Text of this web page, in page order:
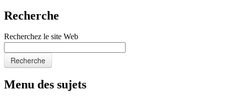
Recherche
Recherchez le site Web
Recherche
Menu des sujets